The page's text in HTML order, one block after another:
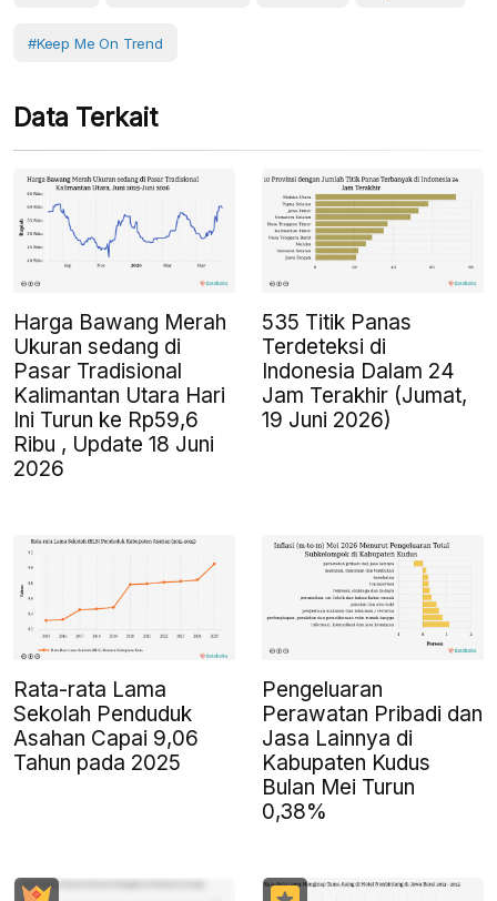
#Keep Me On Trend
Data Terkait
Harga Bawang Merah
Ukuran sedang di
Pasar Tradisional
Kalimantan Utara Hari
Ini Turun ke Rp59,6
Ribu , Update 18 Juni
2026
535 Titik Panas
Terdeteksi di
Indonesia Dalam 24
Jam Terakhir (Jumat,
19 Juni 2026)
Rata-rata Lama
Sekolah Penduduk
Asahan Capai 9,06
Tahun pada 2025
Pengeluaran
Perawatan Pribadi dan
Jasa Lainnya di
Kabupaten Kudus
Bulan Mei Turun
0,38%